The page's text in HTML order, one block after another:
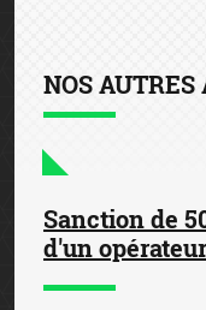
NOS AUTRES
Sanction de
d'un